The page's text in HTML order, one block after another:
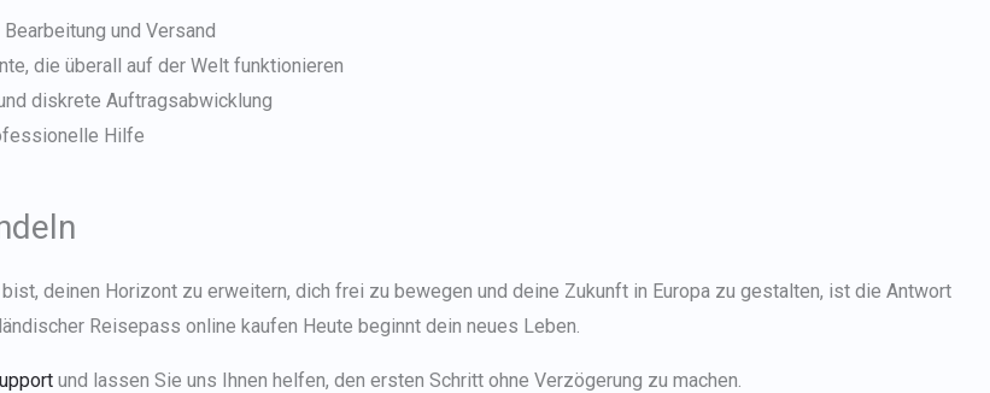
und Versand
die überall auf der Welt funktionieren
diskrete Auftragsabwicklung
Hilfe
deinen Horizont zu erweitern, dich frei zu bewegen und deine Zukunft in Europa zu gestalten, ist die Antwort
Reisepass online kaufen Heute beginnt dein neues Leben.
und lassen Sie uns Ihnen helfen, den ersten Schritt ohne Verzögerung zu machen.